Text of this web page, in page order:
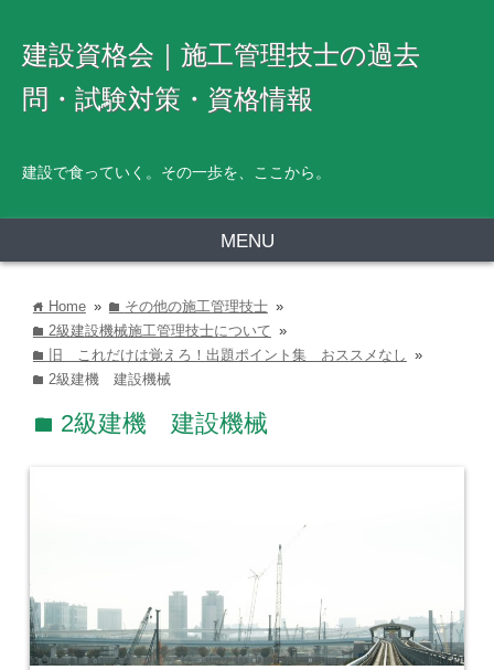
建設資格会｜施工管理技士の過去
問・試験対策・資格情報
建設で食っていく。その一歩を、ここから。
MENU
home Home » folder その他の施工管理技士 »
folder 2級建設機械施工管理技士について »
folder 旧 これだけは覚えろ！出題ポイント集 おススメなし »
folder 2級建機 建設機械
folder 2級建機 建設機械